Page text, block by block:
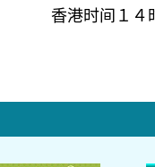
香港时间１４